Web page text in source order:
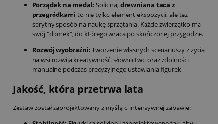
Porządek na medal: Solidna, drewniana taca z
przegródkami to nie tylko element ekspozycji, ale też
sprytny sposób na naukę sprzątania. Każde zwierzątko ma
swój "domek", do którego wraca po skończonej przygodzie.
Rozwój wyobraźni: Tworzenie własnych scenariuszy z życia
na wsi rozwija kreatywność, słownictwo oraz zdolności
manualne podczas precyzyjnego ustawiania figurek.
Jakość, która przetrwa lata
Zestaw został zaprojektowany z myślą o intensywnej zabawie: